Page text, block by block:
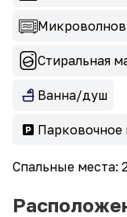
Стиральная
Ванна/душ
Парковочное
Спальные места: